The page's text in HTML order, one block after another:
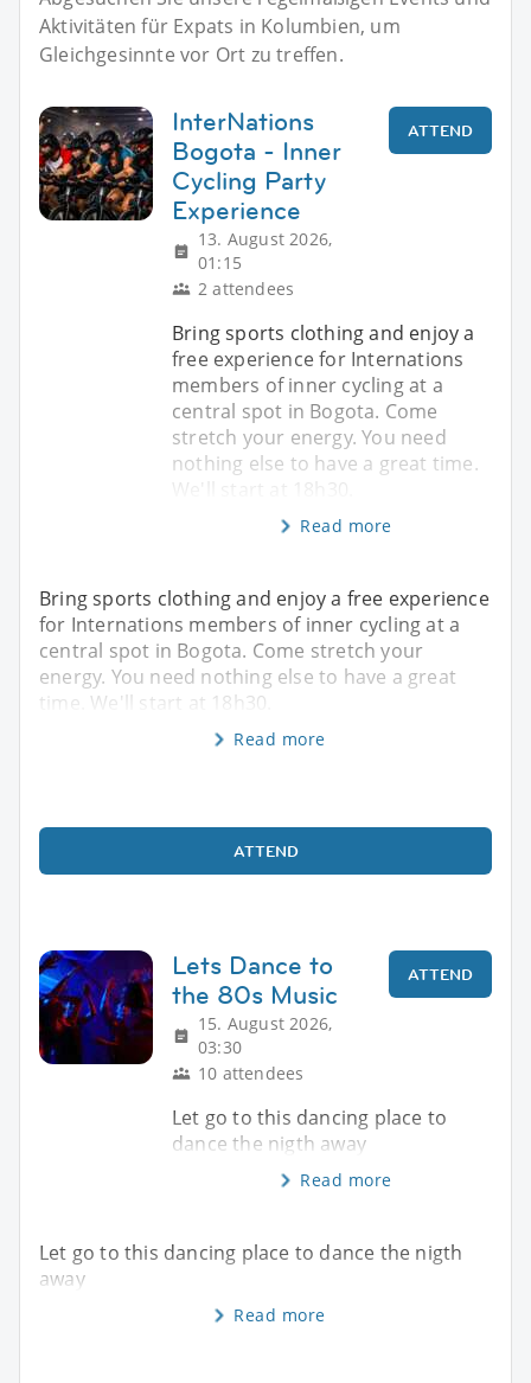
Aktivitäten für Expats in Kolumbien, um
Gleichgesinnte vor Ort zu treffen.
InterNations
Bogota - Inner
Cycling Party
Experience
13. August 2026,
01:15
2 attendees
ATTEND
Bring sports clothing and enjoy a
free experience for Internations
members of inner cycling at a
central spot in Bogota. Come
stretch your energy. You need
nothing else to have a great time.
We'll start at 18h30.
Read more
Bring sports clothing and enjoy a free experience
for Internations members of inner cycling at a
central spot in Bogota. Come stretch your
energy. You need nothing else to have a great
time. We'll start at 18h30.
Read more
ATTEND
Lets Dance to
the 80s Music
15. August 2026,
03:30
10 attendees
ATTEND
Let go to this dancing place to
dance the nigth away
Read more
Let go to this dancing place to dance the nigth
away
Read more